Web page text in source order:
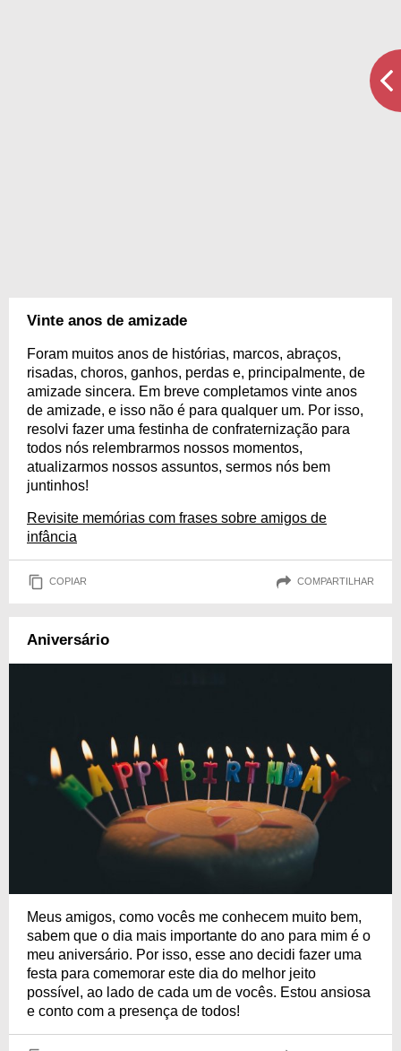
Vinte anos de amizade
Foram muitos anos de histórias, marcos, abraços,
risadas, choros, ganhos, perdas e, principalmente, de
amizade sincera. Em breve completamos vinte anos
de amizade, e isso não é para qualquer um. Por isso,
resolvi fazer uma festinha de confraternização para
todos nós relembrarmos nossos momentos,
atualizarmos nossos assuntos, sermos nós bem
juntinhos!
Revisite memórias com frases sobre amigos de
infância
COPIAR COMPARTILHAR
Aniversário
Meus amigos, como vocês me conhecem muito bem,
sabem que o dia mais importante do ano para mim é o
meu aniversário. Por isso, esse ano decidi fazer uma
festa para comemorar este dia do melhor jeito
possível, ao lado de cada um de vocês. Estou ansiosa
e conto com a presença de todos!